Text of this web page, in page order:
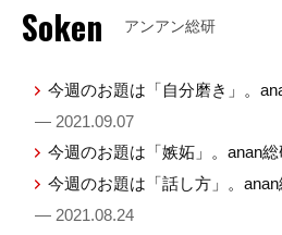
Soken アンアン総研
今週のお題は「自分磨き」。
— 2021.09.07
今週のお題は「嫉妬」。anan
今週のお題は「話し方」。
— 2021.08.24